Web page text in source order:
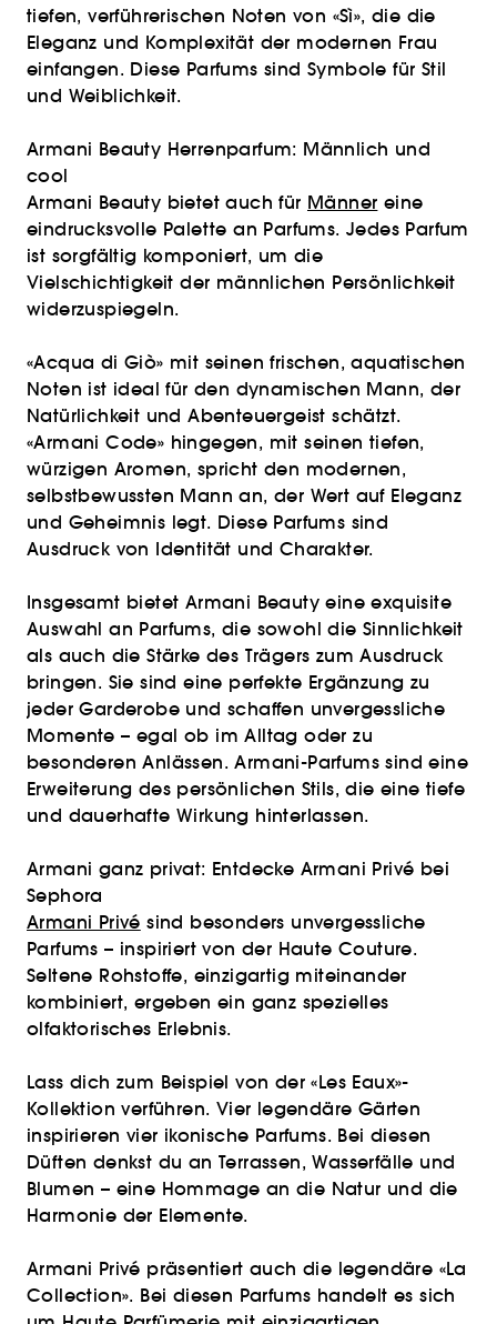
tiefen, verführerischen Noten von «Sì», die die
Eleganz und Komplexität der modernen Frau
einfangen. Diese Parfums sind Symbole für Stil
und Weiblichkeit.
Armani Beauty Herrenparfum: Männlich und
cool
Armani Beauty bietet auch für Männer eine
eindrucksvolle Palette an Parfums. Jedes Parfum
ist sorgfältig komponiert, um die
Vielschichtigkeit der männlichen Persönlichkeit
widerzuspiegeln.
«Acqua di Giò» mit seinen frischen, aquatischen
Noten ist ideal für den dynamischen Mann, der
Natürlichkeit und Abenteuergeist schätzt.
«Armani Code» hingegen, mit seinen tiefen,
würzigen Aromen, spricht den modernen,
selbstbewussten Mann an, der Wert auf Eleganz
und Geheimnis legt. Diese Parfums sind
Ausdruck von Identität und Charakter.
Insgesamt bietet Armani Beauty eine exquisite
Auswahl an Parfums, die sowohl die Sinnlichkeit
als auch die Stärke des Trägers zum Ausdruck
bringen. Sie sind eine perfekte Ergänzung zu
jeder Garderobe und schaffen unvergessliche
Momente – egal ob im Alltag oder zu
besonderen Anlässen. Armani-Parfums sind eine
Erweiterung des persönlichen Stils, die eine tiefe
und dauerhafte Wirkung hinterlassen.
Armani ganz privat: Entdecke Armani Privé bei
Sephora
Armani Privé sind besonders unvergessliche
Parfums – inspiriert von der Haute Couture.
Seltene Rohstoffe, einzigartig miteinander
kombiniert, ergeben ein ganz spezielles
olfaktorisches Erlebnis.
Lass dich zum Beispiel von der «Les Eaux»-
Kollektion verführen. Vier legendäre Gärten
inspirieren vier ikonische Parfums. Bei diesen
Düften denkst du an Terrassen, Wasserfälle und
Blumen – eine Hommage an die Natur und die
Harmonie der Elemente.
Armani Privé präsentiert auch die legendäre «La
Collection». Bei diesen Parfums handelt es sich